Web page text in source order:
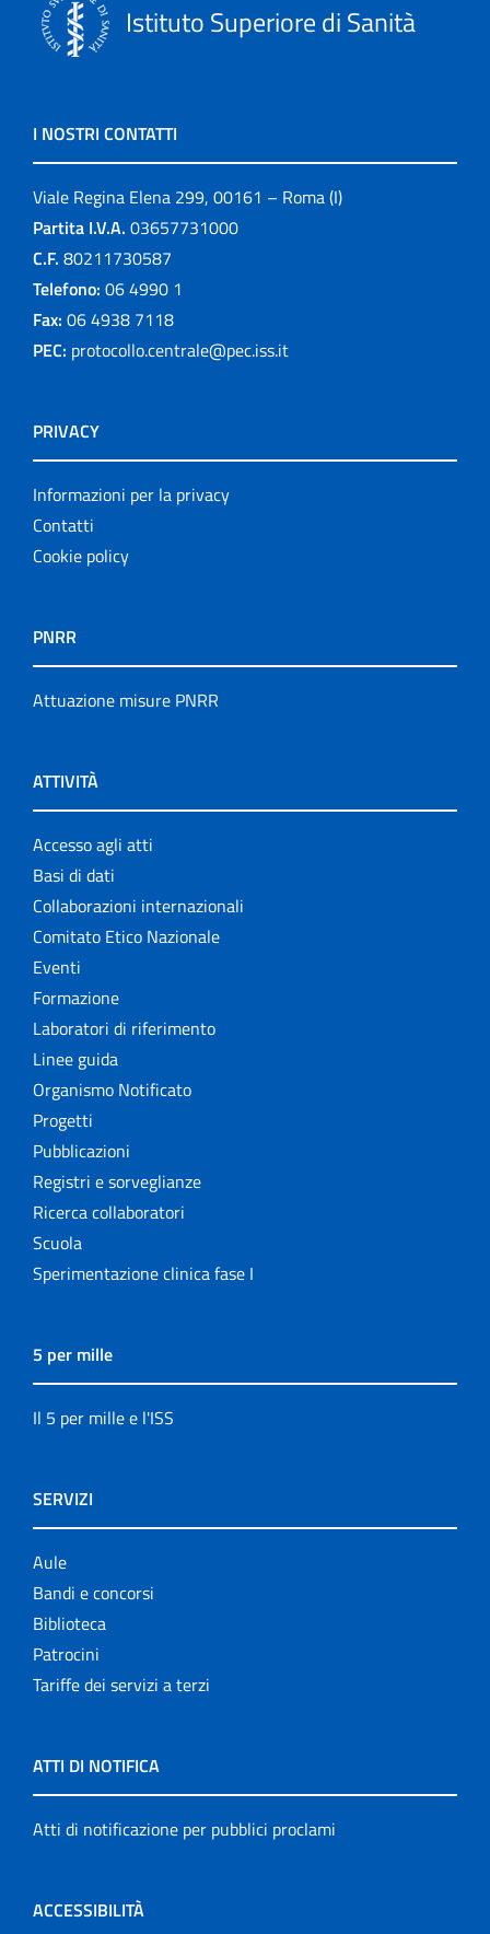
Istituto Superiore di Sanità
I NOSTRI CONTATTI
Viale Regina Elena 299, 00161 – Roma (I)
Partita I.V.A. 03657731000
C.F. 80211730587
Telefono: 06 4990 1
Fax: 06 4938 7118
PEC: protocollo.centrale@pec.iss.it
PRIVACY
Informazioni per la privacy
Contatti
Cookie policy
PNRR
Attuazione misure PNRR
ATTIVITÀ
Accesso agli atti
Basi di dati
Collaborazioni internazionali
Comitato Etico Nazionale
Eventi
Formazione
Laboratori di riferimento
Linee guida
Organismo Notificato
Progetti
Pubblicazioni
Registri e sorveglianze
Ricerca collaboratori
Scuola
Sperimentazione clinica fase I
5 per mille
Il 5 per mille e l'ISS
SERVIZI
Aule
Bandi e concorsi
Biblioteca
Patrocini
Tariffe dei servizi a terzi
ATTI DI NOTIFICA
Atti di notificazione per pubblici proclami
ACCESSIBILITÀ